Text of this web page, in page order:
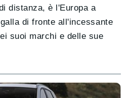
distanza, è l'Europa a
di fronte all'incessante
suoi marchi e delle sue